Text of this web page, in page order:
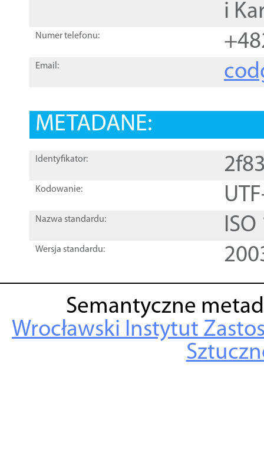
i
Numer telefonu:
Email:
METADANE:
Identyfikator:
Kodowanie:
Nazwa standardu:
Wersja standardu:
Semantyczne
Wrocławski Instytut